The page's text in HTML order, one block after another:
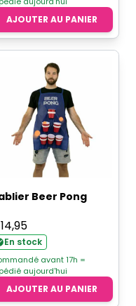
AJOUTER AU PANIER
Beer Pong
14,95
En stock
avant 17h =
aujourd'hui
AJOUTER AU PANIER